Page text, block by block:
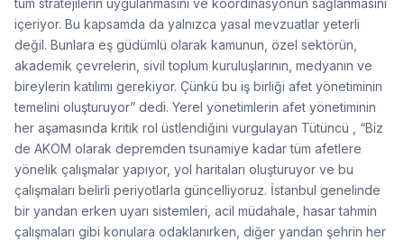
tüm stratejilerin uygulanmasını ve koordinasyonun sağlanmasını
içeriyor. Bu kapsamda da yalnızca yasal mevzuatlar yeterli
değil. Bunlara eş güdümlü olarak kamunun, özel sektörün,
akademik çevrelerin, sivil toplum kuruluşlarının, medyanın ve
bireylerin katılımı gerekiyor. Çünkü bu iş birliği afet yönetiminin
temelini oluşturuyor” dedi. Yerel yönetimlerin afet yönetiminin
her aşamasında kritik rol üstlendiğini vurgulayan Tütüncü , “Biz
de AKOM olarak depremden tsunamiye kadar tüm afetlere
yönelik çalışmalar yapıyor, yol haritaları oluşturuyor ve bu
çalışmaları belirli periyotlarla güncelliyoruz. İstanbul genelinde
bir yandan erken uyarı sistemleri, acil müdahale, hasar tahmin
çalışmaları gibi konulara odaklanırken, diğer yandan şehrin her